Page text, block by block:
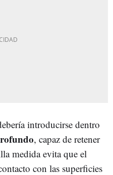
introducirse dentro
, capaz de retener
medida evita que el
con las superficies